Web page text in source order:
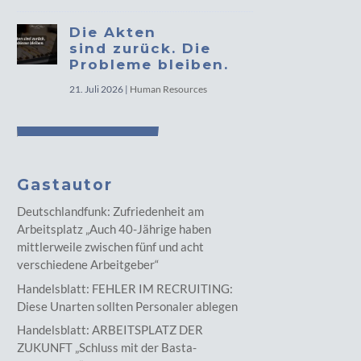
Die Akten
sind zurück. Die
Probleme bleiben.
21. Juli 2026 | Human Resources
Gastautor
Deutschlandfunk: Zufriedenheit am
Arbeitsplatz „Auch 40-Jährige haben
mittlerweile zwischen fünf und acht
verschiedene Arbeitgeber“
Handelsblatt: FEHLER IM RECRUITING:
Diese Unarten sollten Personaler ablegen
Handelsblatt: ARBEITSPLATZ DER
ZUKUNFT „Schluss mit der Basta-